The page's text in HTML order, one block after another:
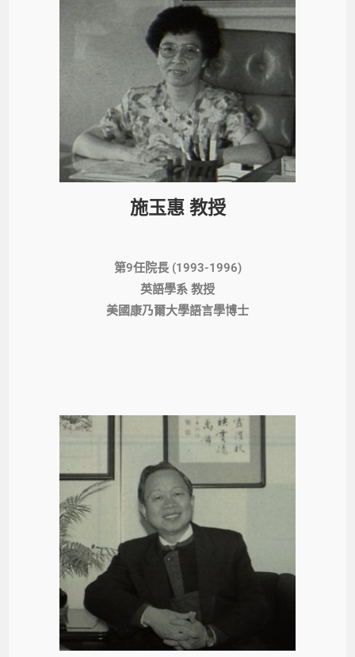
施玉惠 教授
第9任院長 (1993-1996)
英語學系 教授
美國康乃爾大學語言學博士